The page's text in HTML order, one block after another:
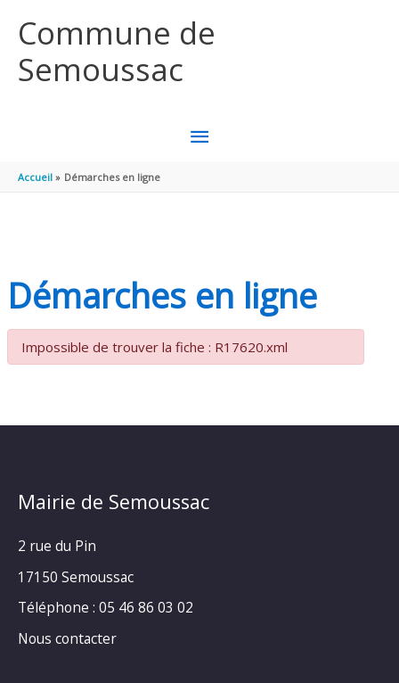
Commune de
Semoussac
MENU
Accueil Démarches en ligne
Démarches en ligne
Impossible de trouver la fiche : R17620.xml
Mairie de Semoussac
2 rue du Pin
17150 Semoussac
Téléphone : 05 46 86 03 02
Nous contacter